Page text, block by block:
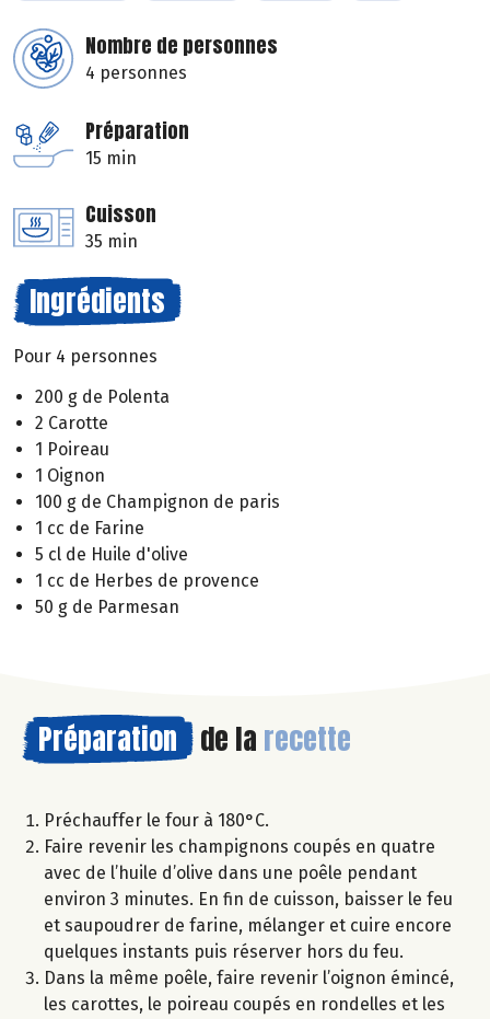
Nombre de personnes
4 personnes
Préparation
15 min
Cuisson
35 min
Ingrédients
Pour 4 personnes
200 g de Polenta
2 Carotte
1 Poireau
1 Oignon
100 g de Champignon de paris
1 cc de Farine
5 cl de Huile d'olive
1 cc de Herbes de provence
50 g de Parmesan
Préparation de la recette
Préchauffer le four à 180°C.
Faire revenir les champignons coupés en quatre
avec de l’huile d’olive dans une poêle pendant
environ 3 minutes. En fin de cuisson, baisser le feu
et saupoudrer de farine, mélanger et cuire encore
quelques instants puis réserver hors du feu.
Dans la même poêle, faire revenir l’oignon émincé,
les carottes, le poireau coupés en rondelles et les